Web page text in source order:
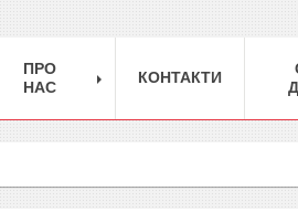
ПРО
НАС
КОНТАКТИ